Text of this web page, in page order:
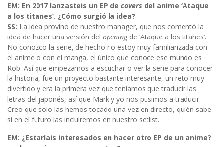
EM: En 2017 lanzasteis un EP de covers del anime ‘Ataque
a los titanes’. ¿Cómo surgió la idea?
SS: La idea provino de nuestro manager, que nos comentó la
idea de hacer una versión del openingde ‘Ataque a los titanes’.
No conozco la serie, de hecho no estoy muy familiarizada con
el anime o con el manga, el único que conoce ese mundo es
Rob. Así que empezamos a escuchar o ver la serie para conocer
la historia, fue un proyecto bastante interesante, un reto muy
divertido y era la primera vez que teníamos que traducir las
letras del japonés, así que Mark y yo nos pusimos a traducir.
Creo que solo las hemos tocado una vez en directo, quién sabe
si en el futuro las incluiremos en nuestro setlist.
EM: ¿Estaríais interesados en hacer otro EP de un anime?